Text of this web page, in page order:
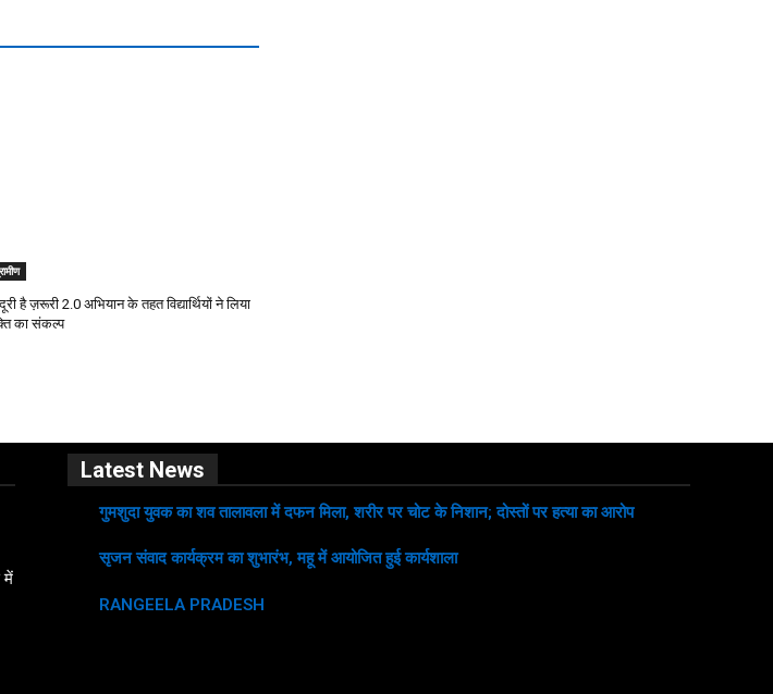
है ज़रूरी 2.0 अभियान के तहत विद्यार्थियों ने लिया
का संकल्प
में
Latest News
गुमशुदा युवक का शव तालावला में दफन मिला, शरीर पर चोट के निशान; दोस्तों पर हत्या का आरोप
सृजन संवाद कार्यक्रम का शुभारंभ, महू में आयोजित हुई कार्यशाला
RANGEELA PRADESH